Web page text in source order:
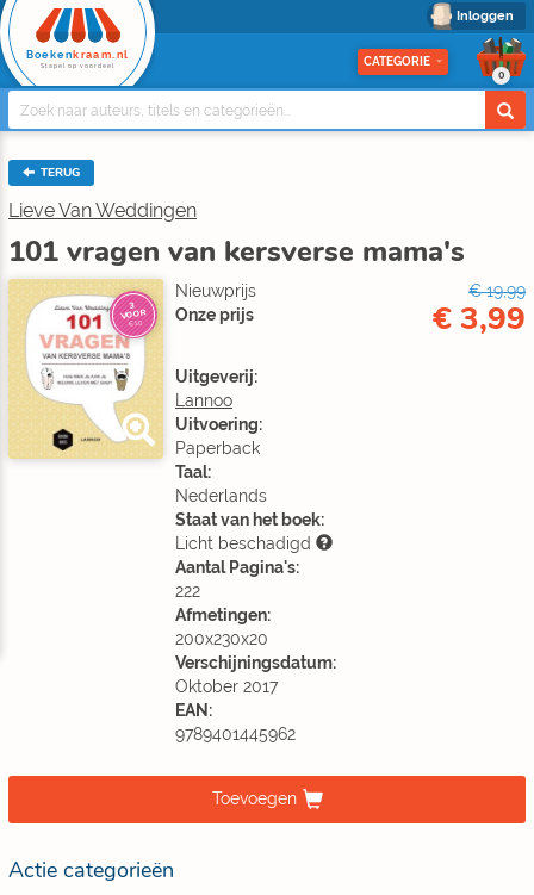
Inloggen
Boeken kraam.nl
Stapel op voordeel CATEGORIE
0
TERUG
Lieve Van Weddingen
101 vragen van kersverse mama's
3
VOOR
€10
Nieuwprijs
€ 19,99
Onze prijs
€ 3,99
Uitgeverij:
Lannoo
Uitvoering:
Paperback
Taal:
Nederlands
Staat van het boek:
Licht beschadigd
Aantal Pagina's:
222
Afmetingen:
200x230x20
Verschijningsdatum:
Oktober 2017
EAN:
9789401445962
Toevoegen
Actie categorieën